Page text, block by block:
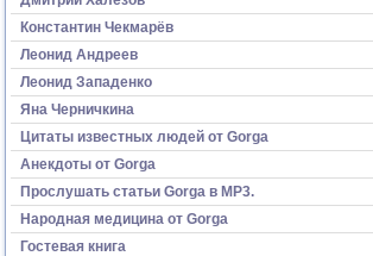
Константин Чекмарёв
Леонид Андреев
Леонид Западенко
Яна Черничкина
Цитаты известных людей от Gorga
Анекдоты от Gorga
Прослушать статьи Gorga в МР3.
Народная медицина от Gorga
Гостевая книга